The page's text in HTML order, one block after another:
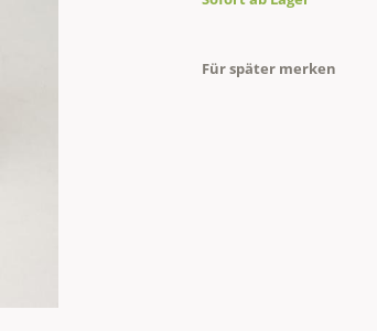
Für später merken